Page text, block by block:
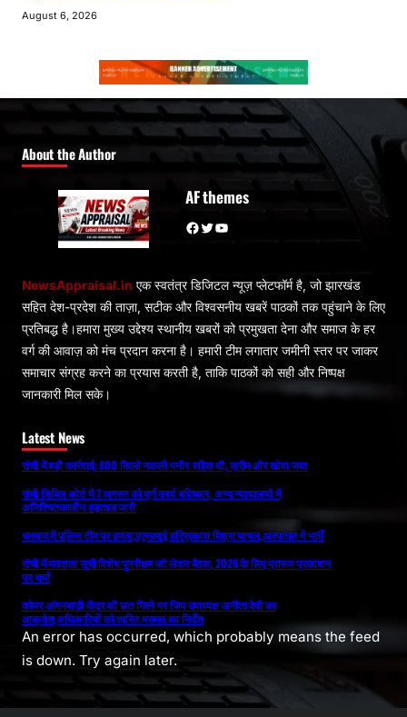
August 6, 2026
About the Author
AF themes
Facebook Twitter YouTube
NewsAppraisal.in एक स्वतंत्र डिजिटल न्यूज़ प्लेटफॉर्म है, जो झारखंड
सहित देश-प्रदेश की ताज़ा, सटीक और विश्वसनीय खबरें पाठकों तक पहुंचाने के लिए
प्रतिबद्ध है।हमारा मुख्य उद्देश्य स्थानीय खबरों को प्रमुखता देना और समाज के हर
वर्ग की आवाज़ को मंच प्रदान करना है। हमारी टीम लगातार जमीनी स्तर पर जाकर
समाचार संग्रह करने का प्रयास करती है, ताकि पाठकों को सही और निष्पक्ष
जानकारी मिल सके।
Latest News
रांची में बड़ी कार्रवाई: 800 किलो नकली पनीर सहित घी, क्रीम और खोवा जब्त
रांची सिविल कोर्ट में 7 अगस्त को पूर्ण कार्य बहिष्कार, अन्य न्यायालयों में
अनिश्चितकालीन हड़ताल जारी
धनबाद में पुलिस टीम पर हमला,एएसआई हरिप्रकाश मिश्रा घायल,अस्पताल में भर्ती
रांची में मतदाता सूची विशेष पुनरीक्षण को लेकर बैठक, 2026 के लिए प्रारूप प्रकाशन
पर चर्चा
कोमर आंगनबाड़ी केंद्र की छत गिरने पर जिप उपाध्यक्ष अनीता देवी का
आक्रोश,अधिकारियों को त्वरित मरम्मत का निर्देश
An error has occurred, which probably means the feed
is down. Try again later.